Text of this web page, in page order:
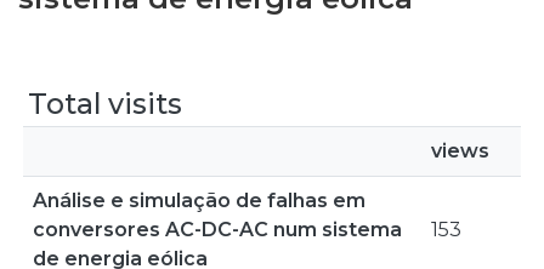
Total visits
views
Análise e simulação de falhas em
conversores AC-DC-AC num sistema
de energia eólica
153